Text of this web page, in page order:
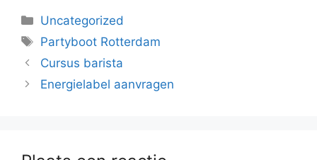
Categorieën
Uncategorized
Tags
Partyboot Rotterdam
Cursus barista
Energielabel aanvragen